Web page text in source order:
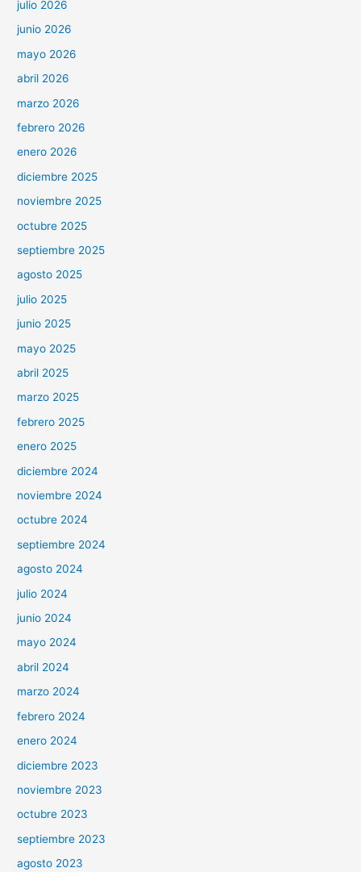
julio 2026
junio 2026
mayo 2026
abril 2026
marzo 2026
febrero 2026
enero 2026
diciembre 2025
noviembre 2025
octubre 2025
septiembre 2025
agosto 2025
julio 2025
junio 2025
mayo 2025
abril 2025
marzo 2025
febrero 2025
enero 2025
diciembre 2024
noviembre 2024
octubre 2024
septiembre 2024
agosto 2024
julio 2024
junio 2024
mayo 2024
abril 2024
marzo 2024
febrero 2024
enero 2024
diciembre 2023
noviembre 2023
octubre 2023
septiembre 2023
agosto 2023